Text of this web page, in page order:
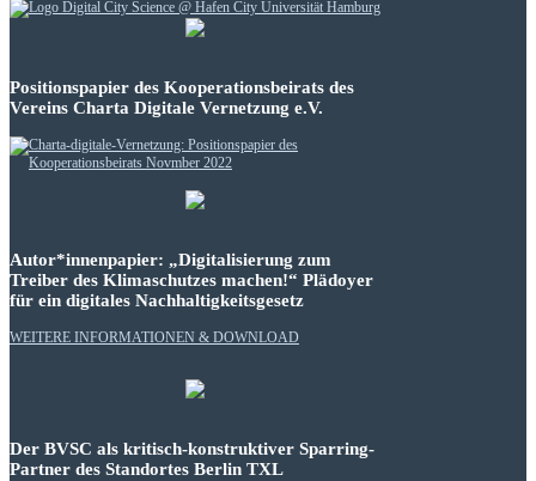
Positionspapier des Kooperationsbeirats des
Vereins Charta Digitale Vernetzung e.V.
Autor*innenpapier: „Digitalisierung zum
Treiber des Klimaschutzes machen!“ Plädoyer
für ein digitales Nachhaltigkeitsgesetz
WEITERE INFORMATIONEN & DOWNLOAD
Der BVSC als kritisch-konstruktiver Sparring-
Partner des Standortes Berlin TXL